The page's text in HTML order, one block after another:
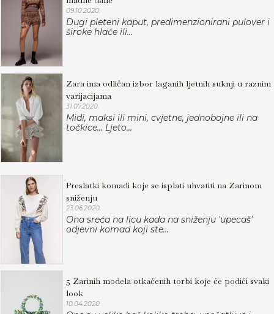
09.10.2020.
Dugi pleteni kaput, predimenzionirani pulover i
široke hlače ili...
Zara ima odličan izbor laganih ljetnih suknji u raznim
varijacijama
31.07.2020.
Midi, maksi ili mini, cvjetne, jednobojne ili na
točkice... Ljeto...
Preslatki komadi koje se isplati uhvatiti na Zarinom
sniženju
23.06.2020.
Ona sreća na licu kada na sniženju 'upecaš'
odjevni komad koji ste...
5 Zarinih modela otkačenih torbi koje će podići svaki
look
10.04.2020.